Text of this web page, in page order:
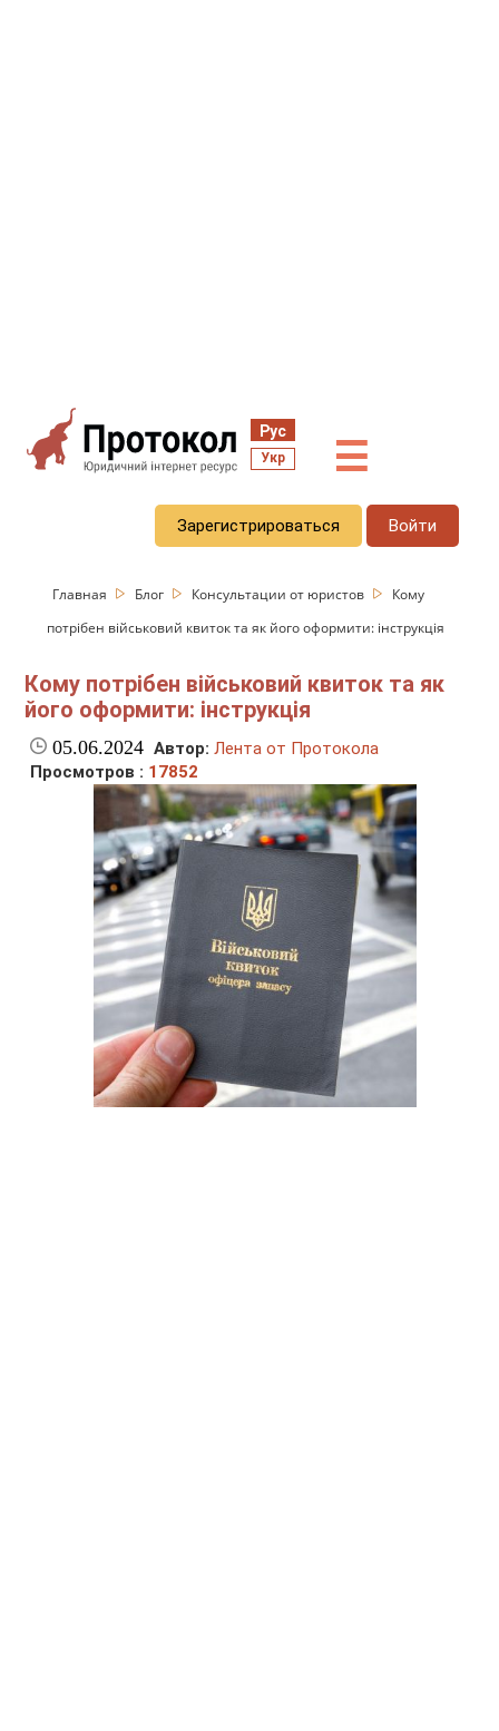
Рус
Укр ☰
Зарегистрироваться Войти
Главная Блог Консультации от юристов
Кому
потрібен військовий квиток та як його оформити: інструкція
Кому потрібен військовий квиток та як
його оформити: інструкція
05.06.2024 Автор: Лента от Протокола
Просмотров : 17852